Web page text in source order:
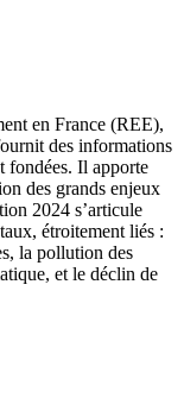
en France (REE),
des informations
fondées. Il apporte
des grands enjeux
2024 s’articule
étroitement liés :
la pollution des
et le déclin de